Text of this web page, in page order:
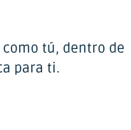
tú, dentro de
para ti.